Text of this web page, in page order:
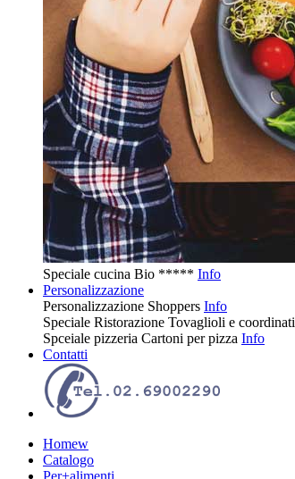
Speciale cucina Bio ***** Info
Personalizzazione
Personalizzazione Shoppers Info
Speciale Ristorazione Tovaglioli e coordinati
Spceiale pizzeria Cartoni per pizza Info
Contatti
Homew
Catalogo
Per+alimenti